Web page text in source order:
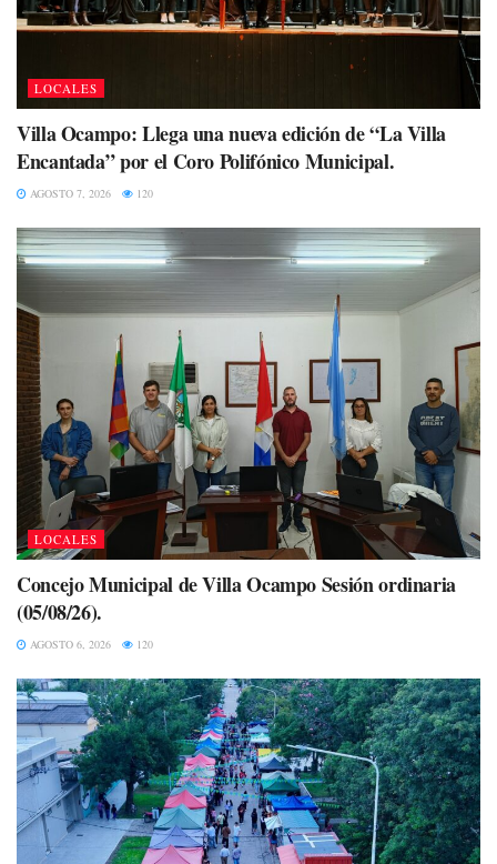
LOCALES
Villa Ocampo: Llega una nueva edición de “La Villa
Encantada” por el Coro Polifónico Municipal.
AGOSTO 7, 2026 120
LOCALES
Concejo Municipal de Villa Ocampo Sesión ordinaria
(05/08/26).
AGOSTO 6, 2026 120